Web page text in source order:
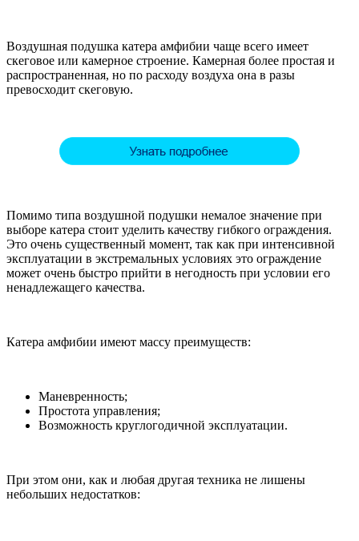
Воздушная подушка катера амфибии чаще всего имеет
скеговое или камерное строение. Камерная более простая и
распространенная, но по расходу воздуха она в разы
превосходит скеговую.
Помимо типа воздушной подушки немалое значение при
выборе катера стоит уделить качеству гибкого ограждения.
Это очень существенный момент, так как при интенсивной
эксплуатации в экстремальных условиях это ограждение
может очень быстро прийти в негодность при условии его
ненадлежащего качества.
Катера амфибии имеют массу преимуществ:
Маневренность;
Простота управления;
Возможность круглогодичной эксплуатации.
При этом они, как и любая другая техника не лишены
небольших недостатков: